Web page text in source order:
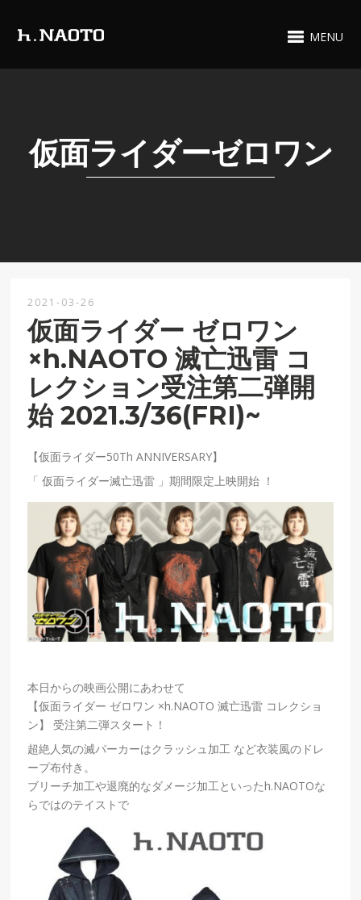
MENU
仮面ライダーゼロワン
2021-03-26
仮面ライダー ゼロワン
×h.NAOTO 滅亡迅雷 コ
レクション受注第二弾開
始 2021.3/36(FRI)~
【仮面ライダー50Th ANNIVERSARY】
「 仮面ライダー滅亡迅雷 」期間限定上映開始 ！
本日からの映画公開にあわせて
【仮面ライダー ゼロワン ×h.NAOTO 滅亡迅雷 コレクショ
ン】 受注第二弾スタート！
超絶人気の滅パーカーはクラッシュ加工 など衣装風のドレ
ープ布付き。
ブリーチ加工や退廃的なダメージ加工といったh.NAOTOな
らではのテイストで